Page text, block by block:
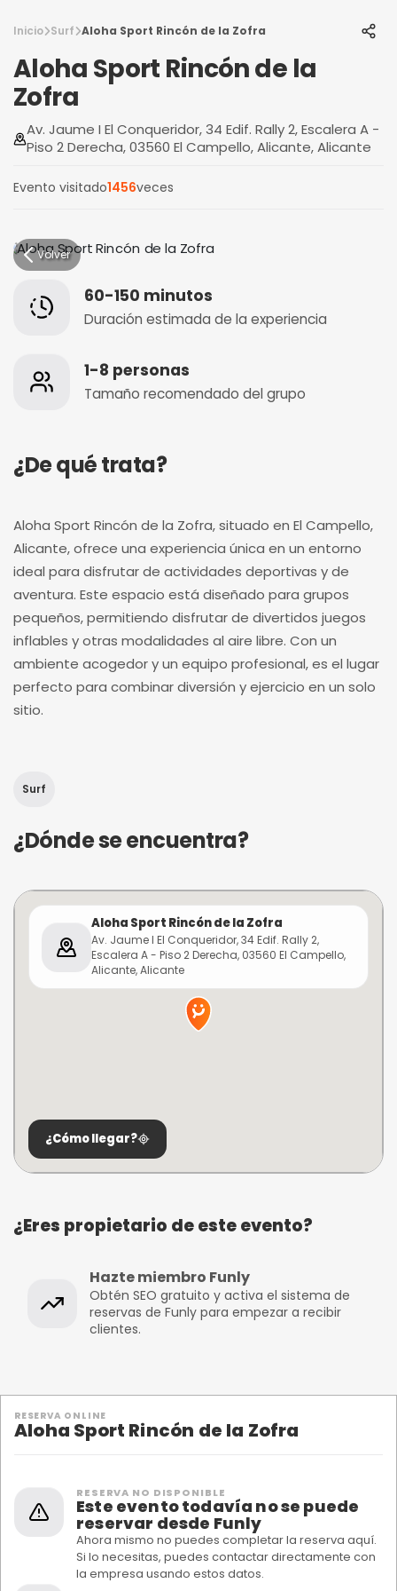
Inicio Surf Aloha Sport Rincón de la Zofra
Aloha Sport Rincón de la
Zofra
Av. Jaume I El Conqueridor, 34 Edif. Rally 2, Escalera A -
Piso 2 Derecha, 03560 El Campello, Alicante, Alicante
Evento visitado1456veces
Volver
60-150 minutos
Duración estimada de la experiencia
1-8 personas
Tamaño recomendado del grupo
¿De qué trata?
Aloha Sport Rincón de la Zofra, situado en El Campello,
Alicante, ofrece una experiencia única en un entorno
ideal para disfrutar de actividades deportivas y de
aventura. Este espacio está diseñado para grupos
pequeños, permitiendo disfrutar de divertidos juegos
inflables y otras modalidades al aire libre. Con un
ambiente acogedor y un equipo profesional, es el lugar
perfecto para combinar diversión y ejercicio en un solo
sitio.
Surf
¿Dónde se encuentra?
Aloha Sport Rincón de la Zofra
Av. Jaume I El Conqueridor, 34 Edif. Rally 2,
Escalera A - Piso 2 Derecha, 03560 El Campello,
Alicante, Alicante
¿Cómo llegar?
¿Eres propietario de este evento?
Hazte miembro Funly
Obtén SEO gratuito y activa el sistema de
reservas de Funly para empezar a recibir
clientes.
RESERVA ONLINE
Aloha Sport Rincón de la Zofra
RESERVA NO DISPONIBLE
Este evento todavía no se puede
reservar desde Funly
Ahora mismo no puedes completar la reserva aquí.
Si lo necesitas, puedes contactar directamente con
la empresa usando estos datos.